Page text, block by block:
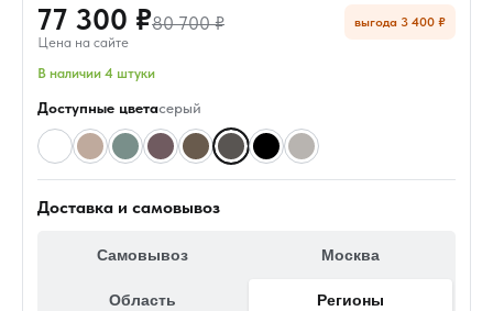
77 300 ₽80 700 ₽
Цена на сайте
выгода 3 400 ₽
В наличии 4 штуки
Доступные цветасерый
Доставка и самовывоз
Самовывоз Москва
Область Регионы